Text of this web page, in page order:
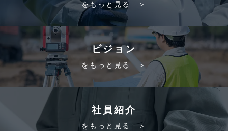
をもっと見る ＞
ビジョン
をもっと見る ＞
社員紹介
をもっと見る ＞